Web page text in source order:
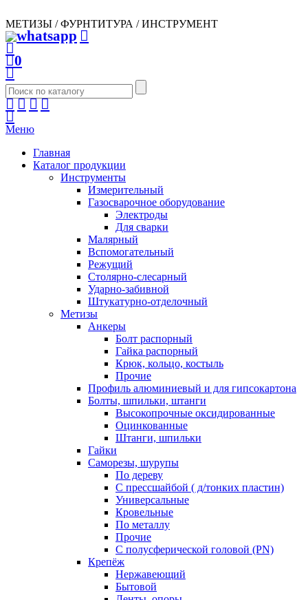
МЕТИЗЫ / ФУРНТИТУРА / ИНСТРУМЕНТ
0
Меню
Главная
Каталог продукции
Инструменты
Измерительный
Газосварочное оборудование
Электроды
Для сварки
Малярный
Вспомогательный
Режущий
Столярно-слесарный
Ударно-забивной
Штукатурно-отделочный
Метизы
Анкеры
Болт распорный
Гайка распорный
Крюк, кольцо, костыль
Прочие
Профиль алюминиевый и для гипсокартона
Болты, шпильки, штанги
Высокопрочные оксидированные
Оцинкованные
Штанги, шпильки
Гайки
Саморезы, шурупы
По дереву
С прессшайбой ( д/тонких пластин)
Универсальные
Кровельные
По металлу
Прочие
С полусферической головой (PN)
Крепёж
Нержавеющий
Бытовой